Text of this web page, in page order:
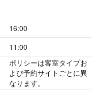
16:00
11:00
ポリシーは客室タイプお
よび予約サイトごとに異
なります。